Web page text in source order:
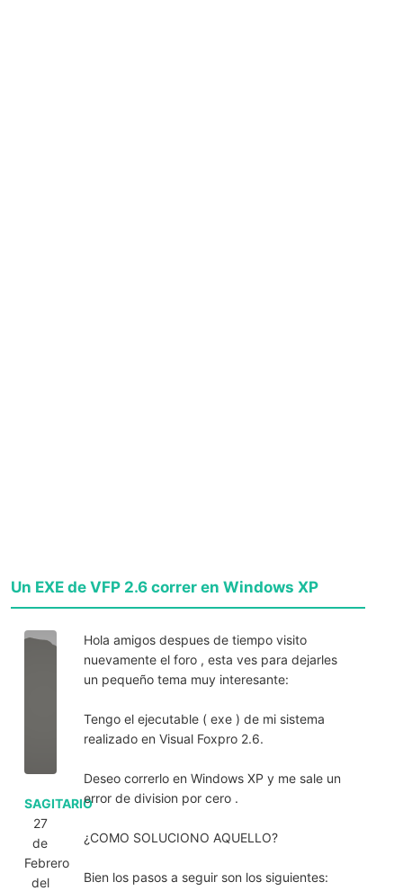
Un EXE de VFP 2.6 correr en Windows XP
SAGITARIO
27
de
Febrero
del
Hola amigos despues de tiempo visito
nuevamente el foro , esta ves para dejarles
un pequeño tema muy interesante:
Tengo el ejecutable ( exe ) de mi sistema
realizado en Visual Foxpro 2.6.
Deseo correrlo en Windows XP y me sale un
error de division por cero .
¿COMO SOLUCIONO AQUELLO?
Bien los pasos a seguir son los siguientes: